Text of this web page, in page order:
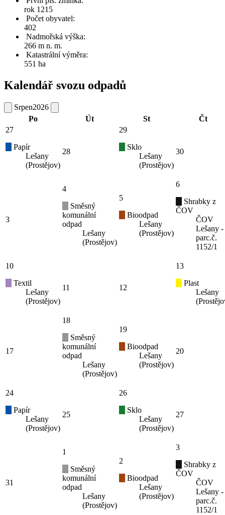
rok 1215
Počet obyvatel:
402
Nadmořská výška:
266 m n. m.
Katastrální výměra:
551 ha
Kalendář svozu odpadů
Srpen2026
Po
Út St
Čt
27
Papír
Lešany
(Prostějov)
28
29
Sklo
Lešany
(Prostějov)
30
3
4
Směsný
komunální
odpad
Lešany
(Prostějov)
5
Bioodpad
Lešany
(Prostějov)
6
Shrabky z
ČOV
ČOV
Lešany -
parc.č.
1152/1
10
Textil
Lešany
(Prostějov)
11 12
13
Plast
Lešany
17
18
Směsný
komunální
odpad
Lešany
(Prostějov)
19
Bioodpad
Lešany
(Prostějov)
20
24
Papír
Lešany
(Prostějov)
25
26
Sklo
Lešany
(Prostějov)
27
31
1
Směsný
komunální
odpad
Lešany
(Prostějov)
2
Bioodpad
Lešany
(Prostějov)
3
Shrabky z
ČOV
ČOV
Lešany -
parc.č.
1152/1